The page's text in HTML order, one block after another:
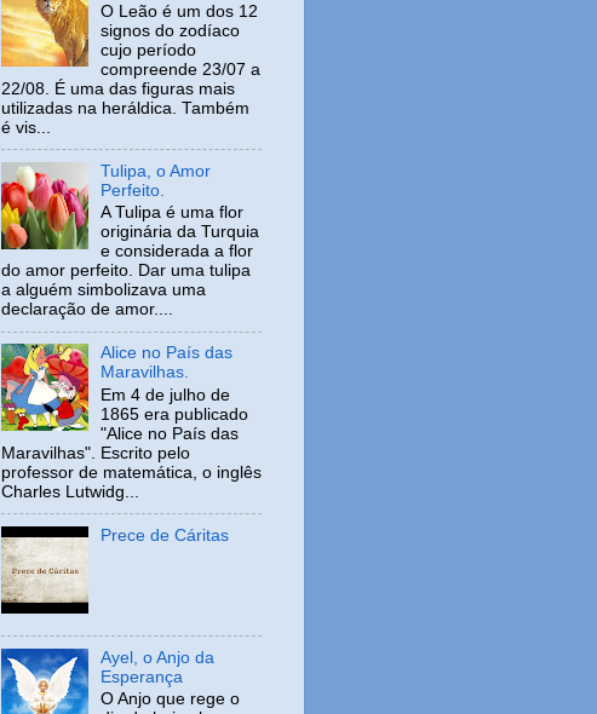
O Leão é um dos 12
signos do zodíaco
cujo período
compreende 23/07 a
22/08. É uma das figuras mais
utilizadas na heráldica. Também
é vis...
Tulipa, o Amor
Perfeito.
A Tulipa é uma flor
originária da Turquia
e considerada a flor
do amor perfeito. Dar uma tulipa
a alguém simbolizava uma
declaração de amor....
Alice no País das
Maravilhas.
Em 4 de julho de
1865 era publicado
"Alice no País das
Maravilhas". Escrito pelo
professor de matemática, o inglês
Charles Lutwidg...
Prece de Cáritas
Ayel, o Anjo da
Esperança
O Anjo que rege o